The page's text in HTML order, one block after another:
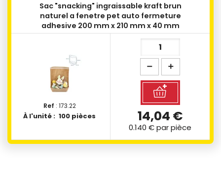
Ref : 173.22
À l'unité : 100 pièces
Sac "snacking" ingraissable kraft brun
naturel a fenetre pet auto fermeture
adhesive 200 mm x 210 mm x 40 mm
14,04 €
0.140 €par pièce